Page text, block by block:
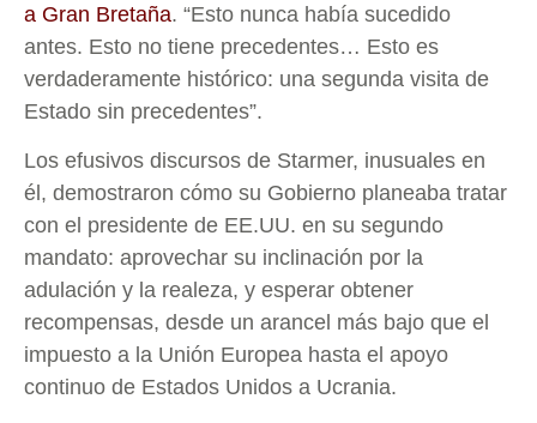
a Gran Bretaña. “Esto nunca había sucedido
antes. Esto no tiene precedentes… Esto es
verdaderamente histórico: una segunda visita de
Estado sin precedentes”.
Los efusivos discursos de Starmer, inusuales en
él, demostraron cómo su Gobierno planeaba tratar
con el presidente de EE.UU. en su segundo
mandato: aprovechar su inclinación por la
adulación y la realeza, y esperar obtener
recompensas, desde un arancel más bajo que el
impuesto a la Unión Europea hasta el apoyo
continuo de Estados Unidos a Ucrania.